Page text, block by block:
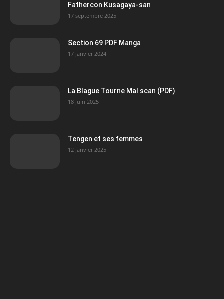
Fathercon Kusagaya-san
17 septembre 2025
Section 69 PDF Manga
17 janvier 2024
La Blague Tourne Mal scan (PDF)
18 juin 2025
Tengen et ses femmes
12 janvier 2025